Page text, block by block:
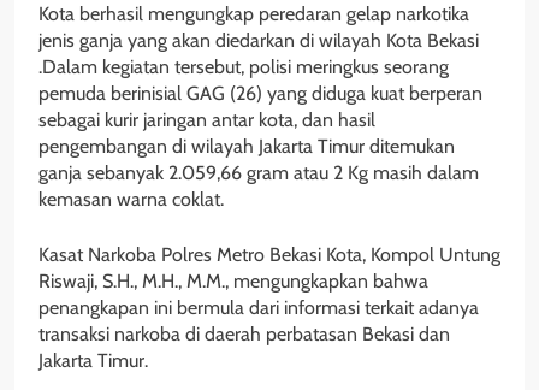
Kota berhasil mengungkap peredaran gelap narkotika
jenis ganja yang akan diedarkan di wilayah Kota Bekasi
.Dalam kegiatan tersebut, polisi meringkus seorang
pemuda berinisial GAG (26) yang diduga kuat berperan
sebagai kurir jaringan antar kota, dan hasil
pengembangan di wilayah Jakarta Timur ditemukan
ganja sebanyak 2.059,66 gram atau 2 Kg masih dalam
kemasan warna coklat.
Kasat Narkoba Polres Metro Bekasi Kota, Kompol Untung
Riswaji, S.H., M.H., M.M., mengungkapkan bahwa
penangkapan ini bermula dari informasi terkait adanya
transaksi narkoba di daerah perbatasan Bekasi dan
Jakarta Timur.